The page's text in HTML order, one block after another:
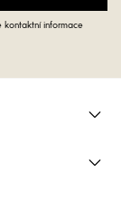
kontaktní informace

